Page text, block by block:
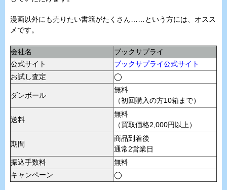
漫画以外にも売りたい書籍がたくさん……という方には、オスス
メです。
会社名
ブックサプライ
公式サイト
ブックサプライ公式サイト
お試し査定
◯
ダンボール
無料
（初回購入の方10箱まで）
送料
無料
（買取価格2,000円以上）
期間
商品到着後
通常2営業日
振込手数料
無料
キャンペーン
◯